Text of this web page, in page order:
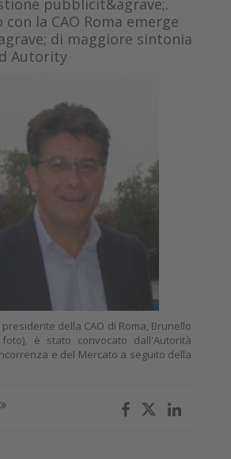
pubblicit&agrave;.
la CAO Roma emerge
di maggiore sintonia
Autority
della CAO di Roma, Brunello
è stato convocato dall'Autorità
e del Mercato a seguito della